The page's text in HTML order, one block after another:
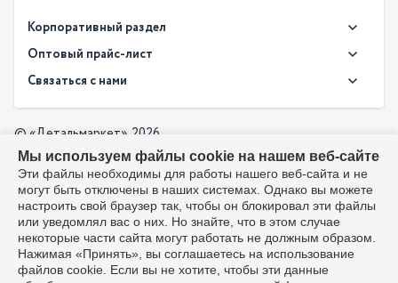
Корпоративный раздел
Новости
О компании
Доставка
Оптовый прайс-лист
Оплата
Производители
Политика в отношении обработки персональных данных
Оптовый прайс-лист
Скачать прайс в PDF
Связаться с нами
info@detalmarket.ru
Перезвоните мне
© «Детальмаркет», 2026
Разработка:
Все упоминания товарных знаков (включая LADA и АвтоВАЗ)
используются исключительно для указания совместимости
товаров и соответствуют положениям ст. 1487, 1484
Гражданского кодекса РФ. Интернет-магазин не является
официальным дистрибьютором или представителем ПАО
Мы используем файлы cookie на нашем веб-сайте
Эти файлы необходимы для работы нашего веб-сайта и не
могут быть отключены в наших системах. Однако вы можете
настроить свой браузер так, чтобы он блокировал эти файлы
или уведомлял вас о них. Но знайте, что в этом случае
некоторые части сайта могут работать не должным образом.
Нажимая «Принять», вы соглашаетесь на использование
файлов cookie. Если вы не хотите, чтобы эти данные